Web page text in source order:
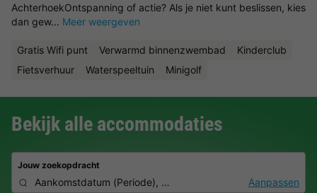
AchterhoekOntspanning of actie? Als je niet kunt beslissen, kies
dan gew... Meer weergeven
Gratis Wifi punt Verwarmd binnenzwembad
Kinderclub
Fietsverhuur
Waterspeeltuin Minigolf
Bekijk alle accommodaties
Jouw zoekopdracht
Aankomstdatum (Periode), 2 deelnemers, 0 huisdierAanpassen